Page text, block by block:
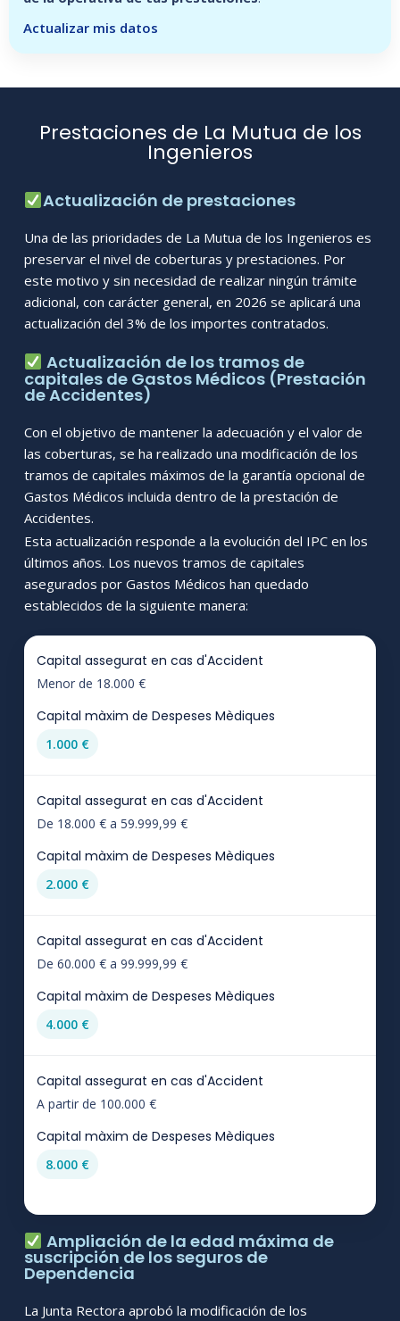
Actualizar mis datos
Prestaciones de La Mutua de los
Ingenieros
Actualización de prestaciones
Una de las prioridades de La Mutua de los Ingenieros es
preservar el nivel de coberturas y prestaciones. Por
este motivo y sin necesidad de realizar ningún trámite
adicional, con carácter general, en 2026 se aplicará una
actualización del 3% de los importes contratados.
Actualización de los tramos de
capitales de Gastos Médicos (Prestación
de Accidentes)
Con el objetivo de mantener la adecuación y el valor de
las coberturas, se ha realizado una modificación de los
tramos de capitales máximos de la garantía opcional de
Gastos Médicos incluida dentro de la prestación de
Accidentes.
Esta actualización responde a la evolución del IPC en los
últimos años. Los nuevos tramos de capitales
asegurados por Gastos Médicos han quedado
establecidos de la siguiente manera:
Menor de 18.000 €
1.000 €
De 18.000 € a 59.999,99 €
2.000 €
De 60.000 € a 99.999,99 €
4.000 €
A partir de 100.000 €
8.000 €
Ampliación de la edad máxima de
suscripción de los seguros de
Dependencia
La Junta Rectora aprobó la modificación de los